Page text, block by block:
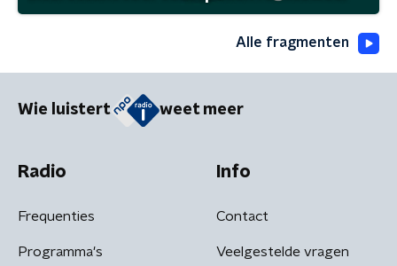
Alle fragmenten
Wie luistert weet meer
Radio
Frequenties
Programma's
Info
Contact
Veelgestelde vragen